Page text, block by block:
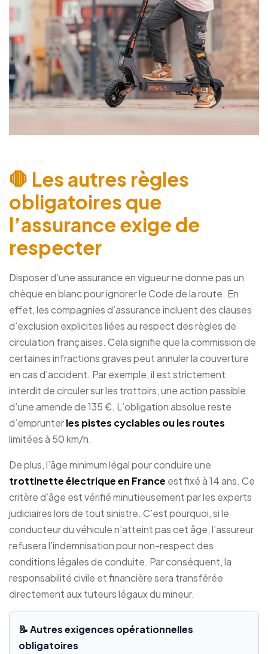
🛑 Les autres règles
obligatoires que
l’assurance exige de
respecter
Disposer d’une assurance en vigueur ne donne pas un
chèque en blanc pour ignorer le Code de la route. En
effet, les compagnies d’assurance incluent des clauses
d’exclusion explicites liées au respect des règles de
circulation françaises. Cela signifie que la commission de
certaines infractions graves peut annuler la couverture
en cas d’accident. Par exemple, il est strictement
interdit de circuler sur les trottoirs, une action passible
d’une amende de 135 €. L’obligation absolue reste
d’emprunterles pistes cyclables ou les routes
limitées à 50 km/h.
De plus, l’âge minimum légal pour conduire une
trottinette électrique en France est fixé à 14 ans. Ce
critère d’âge est vérifié minutieusement par les experts
judiciaires lors de tout sinistre. C’est pourquoi, si le
conducteur du véhicule n’atteint pas cet âge, l’assureur
refusera l’indemnisation pour non-respect des
conditions légales de conduite. Par conséquent, la
responsabilité civile et financière sera transférée
directement aux tuteurs légaux du mineur.
📝 Autres exigences opérationnelles
obligatoires